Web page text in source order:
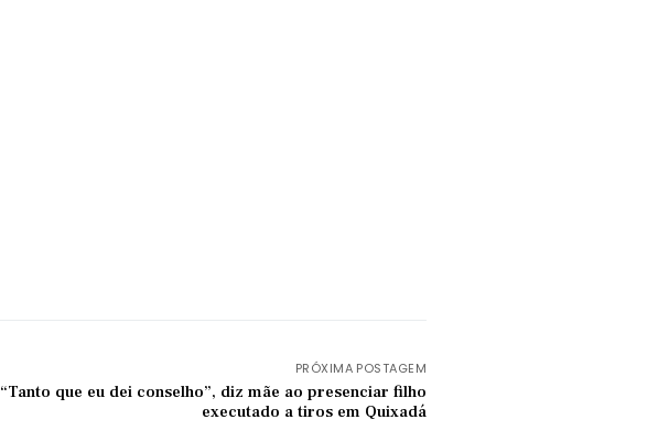
PRÓXIMA POSTAGEM
“Tanto que eu dei conselho”, diz mãe ao presenciar filho
executado a tiros em Quixadá